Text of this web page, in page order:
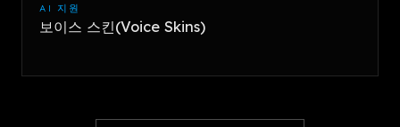
AI 지원
보이스 스킨(Voice Skins)